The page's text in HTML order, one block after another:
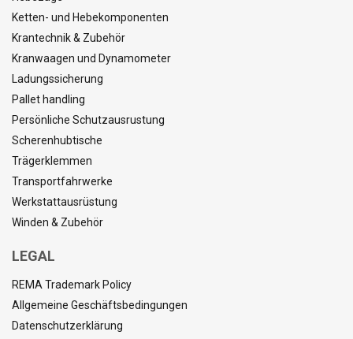
Ketten- und Hebekomponenten
Krantechnik & Zubehör
Kranwaagen und Dynamometer
Ladungssicherung
Pallet handling
Persönliche Schutzausrustung
Scherenhubtische
Trägerklemmen
Transportfahrwerke
Werkstattausrüstung
Winden & Zubehör
LEGAL
REMA Trademark Policy
Allgemeine Geschäftsbedingungen
Datenschutzerklärung